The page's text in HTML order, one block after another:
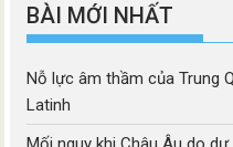
BÀI MỚI NHẤT
Nỗ lực âm thầm của Trung
Latinh